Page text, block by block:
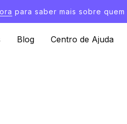
para saber mais sobre
Blog Centro de Ajuda